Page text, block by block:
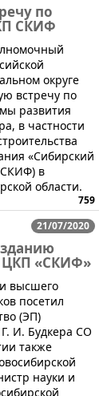
по
СКИФ
округе
встречу по
развития
в частности
«Сибирский
в
области.
759
21/07/2020
ЦКП «СКИФ»
высшего
посетил
(ЭП)
И. Будкера СО
также
науки и